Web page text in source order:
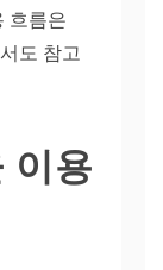
흐름은
도 참고
이용